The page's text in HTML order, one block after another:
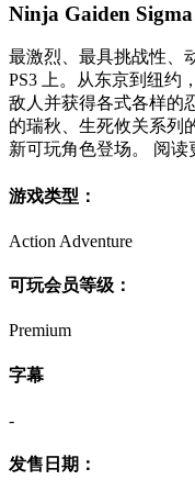
Ninja Gaiden Sigma
最激烈、最具挑战性、
PS3 上。从东京到纽约
敌人并获得各式各样的
的瑞秋、生死攸关系列
新可玩角色登场。 阅读
游戏类型：
Action Adventure
可玩会员等级：
Premium
字幕
-
发售日期：